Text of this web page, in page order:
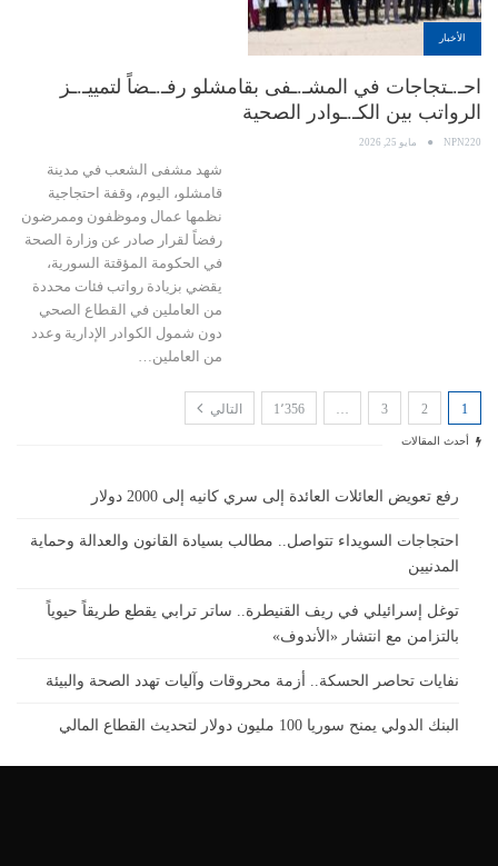
الأخبار
احـ.ـتجاجات في المشـ.ـفى بقامشلو رفـ.ـضاً لتمييـ.ـز
الرواتب بين الكـ.ـوادر الصحية
NPN220 مايو 25, 2026
شهد مشفى الشعب في مدينة
قامشلو، اليوم، وقفة احتجاجية
نظمها عمال وموظفون وممرضون
رفضاً لقرار صادر عن وزارة الصحة
في الحكومة المؤقتة السورية،
يقضي بزيادة رواتب فئات محددة
من العاملين في القطاع الصحي
دون شمول الكوادر الإدارية وعدد
من العاملين…
1
2
3 1٬356 التالي
أحدث المقالات
رفع تعويض العائلات العائدة إلى سري كانيه إلى 2000 دولار
احتجاجات السويداء تتواصل.. مطالب بسيادة القانون والعدالة وحماية
المدنيين
توغل إسرائيلي في ريف القنيطرة.. ساتر ترابي يقطع طريقاً حيوياً
بالتزامن مع انتشار «الأندوف»
نفايات تحاصر الحسكة.. أزمة محروقات وآليات تهدد الصحة والبيئة
البنك الدولي يمنح سوريا 100 مليون دولار لتحديث القطاع المالي